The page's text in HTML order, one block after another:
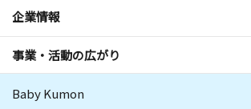
企業情報
事業・活動の広がり
Baby Kumon